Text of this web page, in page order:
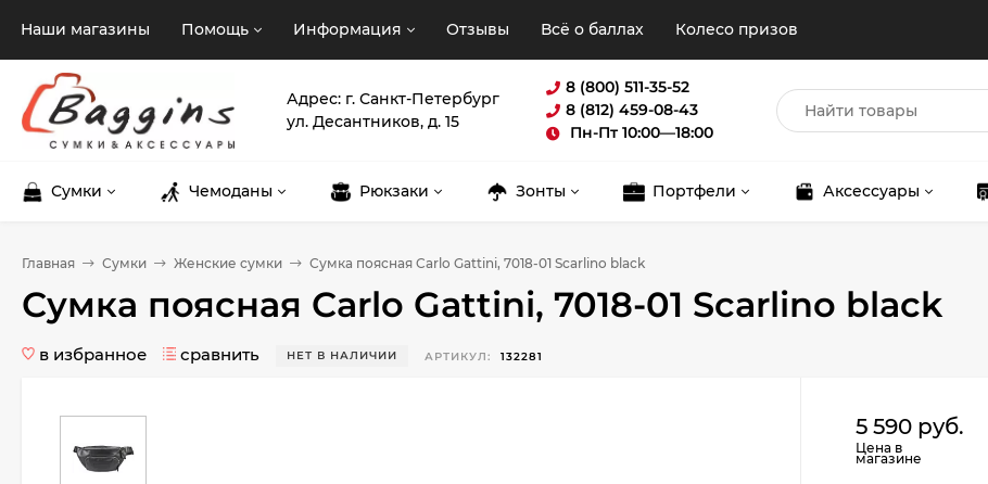
Наши магазины Помощь Информация Отзывы Всё о баллах Колесо призов
Адрес: г. Санкт-Петербург
ул. Десантников, д. 15
8 (800) 511-35-52
8 (812) 459-08-43
Пн-Пт 10:00—18:00
Сумки Чемоданы Рюкзаки Зонты Портфели Аксессуары
Главная Сумки Женские сумки Сумка поясная Carlo Gattini, 7018-01 Scarlino black
Сумка поясная Carlo Gattini, 7018-01 Scarlino black
в избранное сравнить НЕТ В НАЛИЧИИ АРТИКУЛ: 132281
5 590 руб.
Цена в
магазине